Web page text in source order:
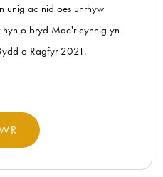
unig ac nid oes unrhyw
o bryd Mae'r cynnig yn
o Ragfyr 2021.